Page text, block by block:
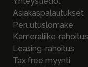
Asiakaspalautukset
Peruutuslomake
Kameraliike-rahoitus
Leasing-rahoitus
Tax free myynti